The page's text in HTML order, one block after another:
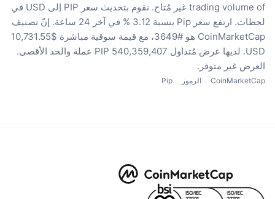
trading volume of غير مُتاح.
نقوم بتحديث سعر PIP إلى USD في
لحظات. ارتفع سعر Pip بنسبة 3.12 % في آخر 24 ساعة.
إنّ تصنيف
CoinMarketCap هو #3649، مع قيمة سوقية مباشرة $10,731.55
USD. لديها عرض مُتداول 540,359,407 PIP عملة
والحد الأقصى.
العرض غير متوفر.
CoinMarketCap الرموز Pip